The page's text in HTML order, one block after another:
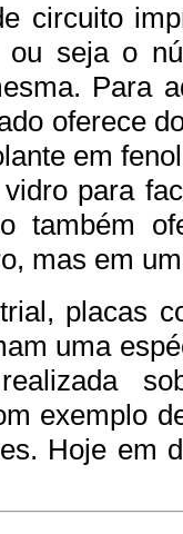
circuito
ou seja o
Para
oferece
em
para
também
mas em
placas
uma
exemplo
Hoje em